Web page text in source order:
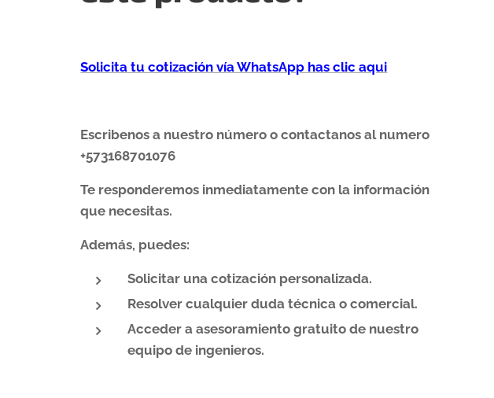
Solicita tu cotización vía WhatsApp has clic aqui
Escribenos a nuestro número o contactanos al numero
+573168701076
Te responderemos inmediatamente con la información
que necesitas.
Además, puedes:
Solicitar una cotización personalizada.
Resolver cualquier duda técnica o comercial.
Acceder a asesoramiento gratuito de nuestro
equipo de ingenieros.